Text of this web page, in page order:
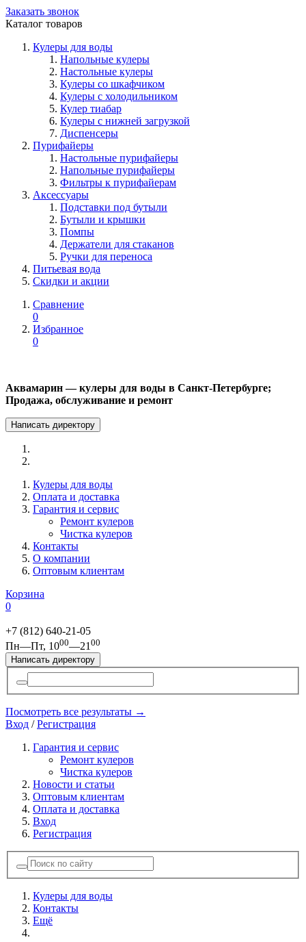
Заказать звонок
Каталог товаров
Кулеры для воды
Напольные кулеры
Настольные кулеры
Кулеры со шкафчиком
Кулеры с холодильником
Кулер тиабар
Кулеры с нижней загрузкой
Диспенсеры
Пурифайеры
Настольные пурифайеры
Напольные пурифайеры
Фильтры к пурифайерам
Аксессуары
Подставки под бутыли
Бутыли и крышки
Помпы
Держатели для стаканов
Ручки для переноса
Питьевая вода
Скидки и акции
Сравнение
0
Избранное
0
Аквамарин — кулеры для воды в Санкт-Петербурге;
Продажа, обслуживание и ремонт
Написать директору
Кулеры для воды
Оплата и доставка
Гарантия и сервис
Ремонт кулеров
Чистка кулеров
Контакты
О компании
Оптовым клиентам
Корзина
0
+7 (812) 640-21-05
Пн—Пт, 1000—21 00
Написать директору
Посмотреть все результаты →
Вход /Регистрация
Гарантия и сервис
Ремонт кулеров
Чистка кулеров
Новости и статьи
Оптовым клиентам
Оплата и доставка
Вход
Регистрация
Кулеры для воды
Контакты
Ещё